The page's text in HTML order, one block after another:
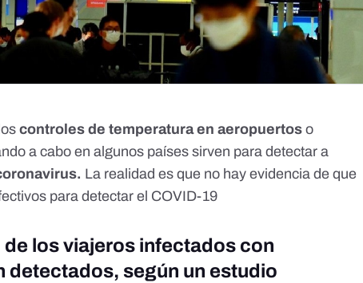
controles de temperatura en aeropuertos o
a cabo en algunos países sirven para detectar a
La realidad es que no hay evidencia de que
para detectar el COVID-19
de los viajeros infectados con
detectados, según un estudio